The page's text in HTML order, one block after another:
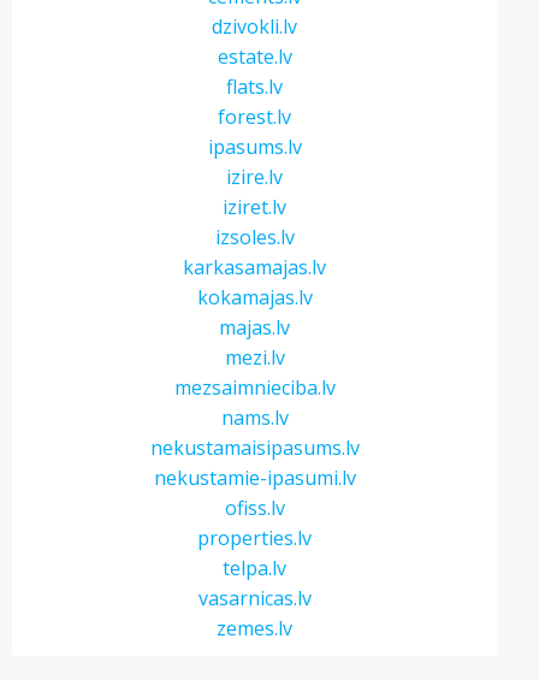
dzivokli.lv
estate.lv
flats.lv
forest.lv
ipasums.lv
izire.lv
iziret.lv
izsoles.lv
karkasamajas.lv
kokamajas.lv
majas.lv
mezi.lv
mezsaimnieciba.lv
nams.lv
nekustamaisipasums.lv
nekustamie-ipasumi.lv
ofiss.lv
properties.lv
telpa.lv
vasarnicas.lv
zemes.lv